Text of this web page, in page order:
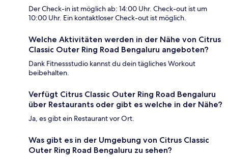
Der Check-in ist möglich ab: 14:00 Uhr. Check-out ist um
10:00 Uhr. Ein kontaktloser Check-out ist möglich.
Welche Aktivitäten werden in der Nähe von Citrus
Classic Outer Ring Road Bengaluru angeboten?
Dank Fitnessstudio kannst du dein tägliches Workout
beibehalten.
Verfügt Citrus Classic Outer Ring Road Bengaluru
über Restaurants oder gibt es welche in der Nähe?
Ja, es gibt ein Restaurant vor Ort.
Was gibt es in der Umgebung von Citrus Classic
Outer Ring Road Bengaluru zu sehen?